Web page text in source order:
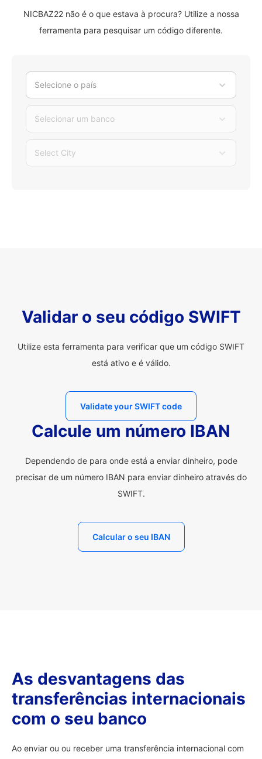
NICBAZ22 não é o que estava à procura? Utilize a nossa
ferramenta para pesquisar um código diferente.
Selecione o país
Selecionar um banco
Select City
Validar o seu código SWIFT
Utilize esta ferramenta para verificar que um código SWIFT
está ativo e é válido.
Validate your SWIFT code
Calcule um número IBAN
Dependendo de para onde está a enviar dinheiro, pode
precisar de um número IBAN para enviar dinheiro através do
SWIFT.
Calcular o seu IBAN
As desvantagens das
transferências internacionais
com o seu banco
Ao enviar ou ou receber uma transferência internacional com